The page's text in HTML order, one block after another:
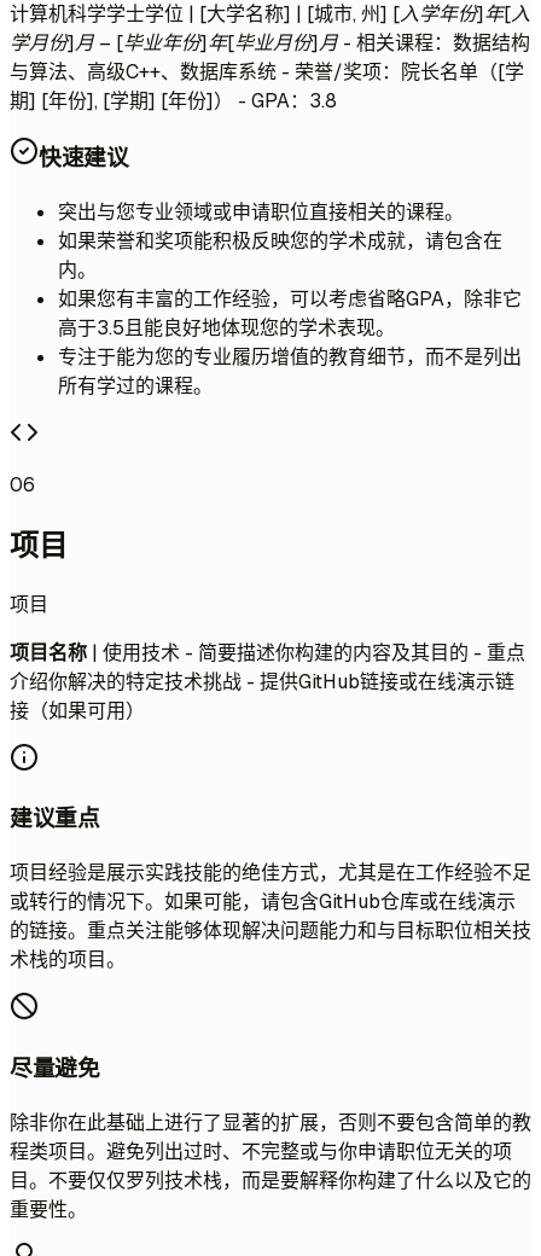
计算机科学学士学位 | [大学名称] | [城市, 州] [入学年份]年[入
学月份]月 – [毕业年份]年[毕业月份]月- 相关课程：数据结构
与算法、高级C++、数据库系统 - 荣誉/奖项：院长名单（[学
期] [年份], [学期] [年份]） - GPA：3.8
快速建议
突出与您专业领域或申请职位直接相关的课程。
如果荣誉和奖项能积极反映您的学术成就，请包含在
内。
如果您有丰富的工作经验，可以考虑省略GPA，除非它
高于3.5且能良好地体现您的学术表现。
专注于能为您的专业履历增值的教育细节，而不是列出
所有学过的课程。
06
项目
项目
项目名称 | 使用技术 - 简要描述你构建的内容及其目的 - 重点
介绍你解决的特定技术挑战 - 提供GitHub链接或在线演示链
接（如果可用）
建议重点
项目经验是展示实践技能的绝佳方式，尤其是在工作经验不足
或转行的情况下。如果可能，请包含GitHub仓库或在线演示
的链接。重点关注能够体现解决问题能力和与目标职位相关技
术栈的项目。
尽量避免
除非你在此基础上进行了显著的扩展，否则不要包含简单的教
程类项目。避免列出过时、不完整或与你申请职位无关的项
目。不要仅仅罗列技术栈，而是要解释你构建了什么以及它的
重要性。